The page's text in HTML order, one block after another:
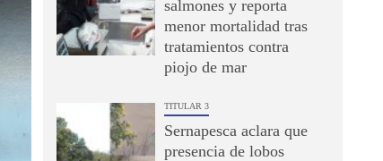
salmones y reporta
menor mortalidad tras
tratamientos contra
piojo de mar
TITULAR 3
Sernapesca aclara que
presencia de lobos